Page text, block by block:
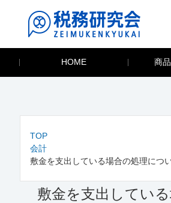
HOME 商
TOP
会計
敷金を支出している場合の処理につ
敷金を支出してい